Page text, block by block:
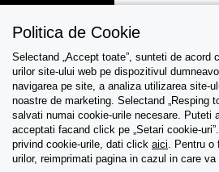
Asistenta
Colectii
Politica de Cookie
Selectand „Accept toate”, sunteti de acord
urilor site-ului web pe dispozitivul
navigarea pe site, a analiza utilizarea site-
noastre de marketing. Selectand „Resping
salvati numai cookie-urile necesare. Puteti
acceptati facand click pe „Setari cookie-
privind cookie-urile, dati click aici. Pentru o
urilor, reimprimati pagina in cazul in care